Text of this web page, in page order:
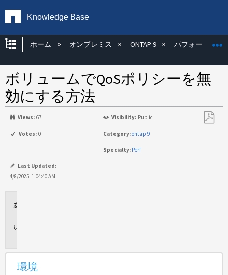
Knowledge Base
グローバル階層を展開/折りたたむ
ホーム オンプレミス ONTAP 9 パフォーマンス
ボリュームでQoSポリシーを無
効にする方法
Views: 67 Visibility: Public
Votes: 0 Category:ontap-9
Specialty: Perf
Last Updated:
4/8/2025, 1:04:40 AM
環境